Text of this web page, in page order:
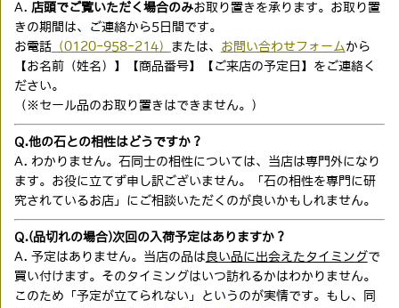
A. 店頭でご覧いただく場合のみお取り置きを承ります。お取り置
きの期間は、ご連絡から5日間です。
お電話（0120-958-214） または、 お問い合わせフォーム から
【お名前（姓名）】【商品番号】【ご来店の予定日】をご連絡く
ださい。
（※セール品のお取り置きはできません。）
Q.他の石との相性はどうですか？
A. わかりません。石同士の相性については、当店は専門外になり
ます。お役に立てず申し訳ございません。「石の相性を専門に研
究されているお店」にご相談いただくのが良いかもしれません。
Q.(品切れの場合)次回の入荷予定はありますか？
A. 予定はありません。当店の品は 良い品に出会えたタイミングで
買い付けます。そのタイミングはいつ訪れるかはわかりません。
このため「予定が立てられない」というのが実情です。もし、同